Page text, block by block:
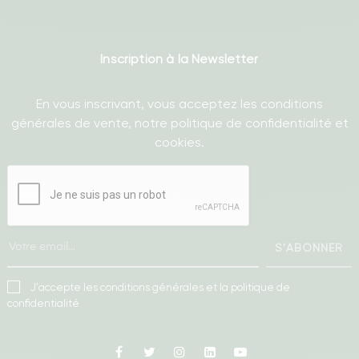
Inscription à la Newsletter
En vous inscrivant, vous acceptez les conditions
générales de vente, notre politique de confidentialité et
cookies.
S'ABONNER
J'accepte les conditions générales et la politique de
confidentialité
Facebook
Twitter InstagramLinkedin